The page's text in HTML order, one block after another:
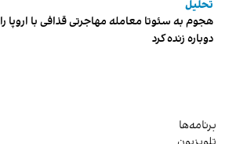
تحلیل
هجوم به سئوتا معامله مهاجرتی قذافی با اروپا را
دوباره زنده کرد
برنامه‌ها